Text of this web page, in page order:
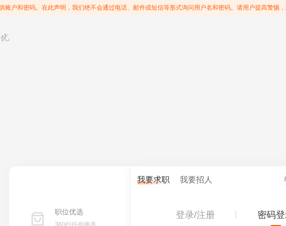
账户和密码。在此声明，我们绝不会通过电话、邮件或短信等形式询问用户名和密码。请用户提高警惕，
职位优选
360行任你挑选
我要求职 我要招人
登录/注册 密码